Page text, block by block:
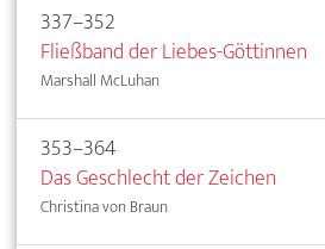
337–352
Fließband der Liebes-Göttinnen
Marshall McLuhan
353–364
Das Geschlecht der Zeichen
Christina von Braun